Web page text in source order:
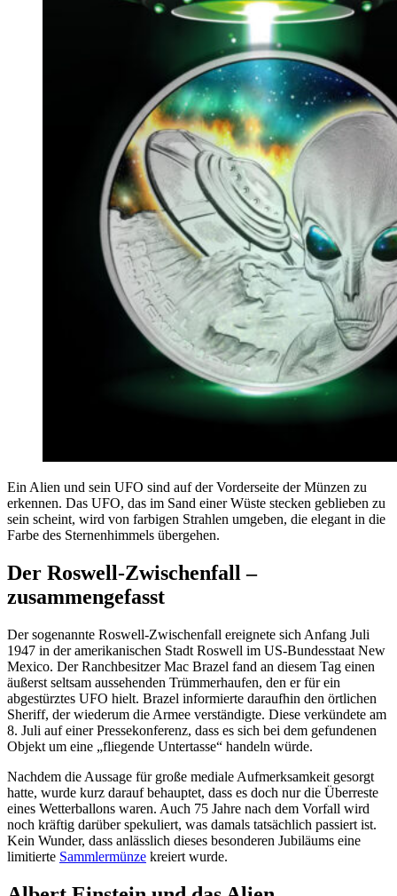
Ein Alien und sein UFO sind auf der Vorderseite der Münzen zu
erkennen. Das UFO, das im Sand einer Wüste stecken geblieben zu
sein scheint, wird von farbigen Strahlen umgeben, die elegant in die
Farbe des Sternenhimmels übergehen.
Der Roswell-Zwischenfall –
zusammengefasst
Der sogenannte Roswell-Zwischenfall ereignete sich Anfang Juli
1947 in der amerikanischen Stadt Roswell im US-Bundesstaat New
Mexico. Der Ranchbesitzer Mac Brazel fand an diesem Tag einen
äußerst seltsam aussehenden Trümmerhaufen, den er für ein
abgestürztes UFO hielt. Brazel informierte daraufhin den örtlichen
Sheriff, der wiederum die Armee verständigte. Diese verkündete am
8. Juli auf einer Pressekonferenz, dass es sich bei dem gefundenen
Objekt um eine „fliegende Untertasse“ handeln würde.
Nachdem die Aussage für große mediale Aufmerksamkeit gesorgt
hatte, wurde kurz darauf behauptet, dass es doch nur die Überreste
eines Wetterballons waren. Auch 75 Jahre nach dem Vorfall wird
noch kräftig darüber spekuliert, was damals tatsächlich passiert ist.
Kein Wunder, dass anlässlich dieses besonderen Jubiläums eine
limitierte Sammlermünze kreiert wurde.